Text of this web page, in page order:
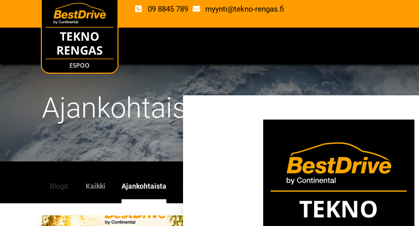
09 8845 789 myynti@tekno-rengas.fi
Ajankohtaista
Blogit: Kaikki Ajankohtaista